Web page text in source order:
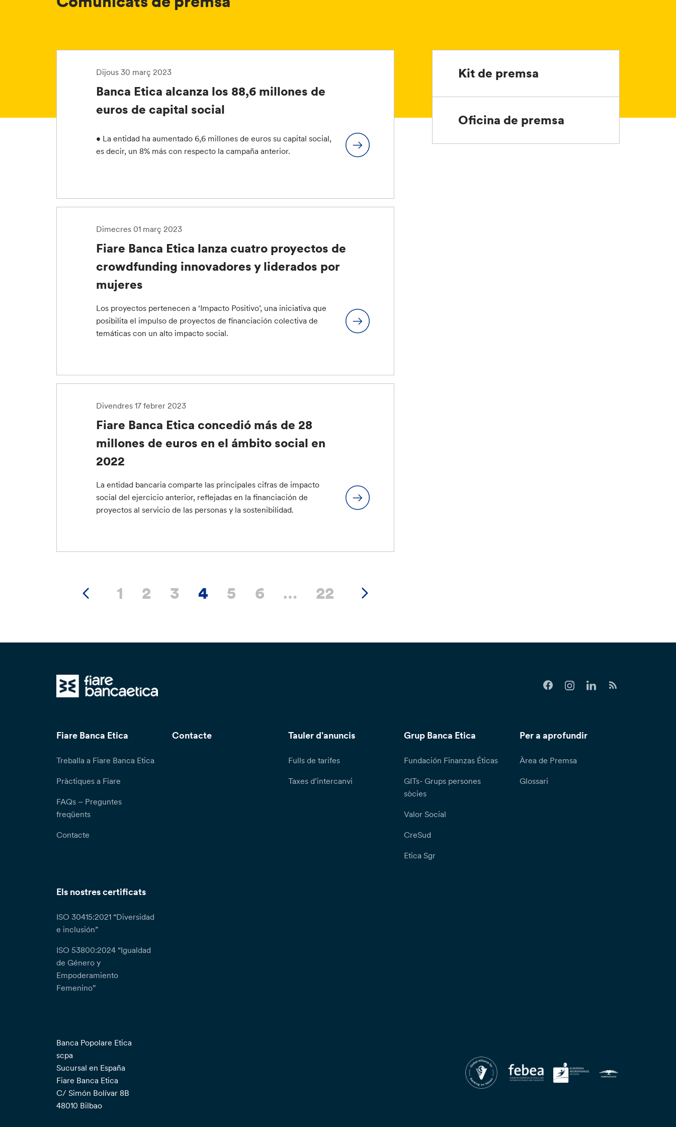
Dijous 30 març 2023
Banca Etica alcanza los 88,6 millones de
euros de capital social
• La entidad ha aumentado 6,6 millones de euros su capital social,
es decir, un 8% más con respecto la campaña anterior.
Dimecres 01 març 2023
Fiare Banca Etica lanza cuatro proyectos de
crowdfunding innovadores y liderados por
mujeres
Los proyectos pertenecen a ‘Impacto Positivo’, una iniciativa que
posibilita el impulso de proyectos de financiación colectiva de
temáticas con un alto impacto social.
Divendres 17 febrer 2023
Fiare Banca Etica concedió más de 28
millones de euros en el ámbito social en
2022
La entidad bancaria comparte las principales cifras de impacto
social del ejercicio anterior, reflejadas en la financiación de
proyectos al servicio de las personas y la sostenibilidad.
1 2 3 4 5 6 … 22
Kit de premsa
Oficina de premsa
Fiare Banca Etica
Treballa a Fiare Banca Etica
Pràctiques a Fiare
FAQs – Preguntes
freqüents
Contacte
Contacte Tauler d'anuncis
Fulls de tarifes
Taxes d’intercanvi
Grup Banca Etica
Fundación Finanzas Éticas
GITs- Grups persones
sòcies
Valor Social
CreSud
Etica Sgr
Per a aprofundir
Àrea de Premsa
Glossari
Els nostres certificats
ISO 30415:2021 “Diversidad
e inclusión”
ISO 53800:2024 “Igualdad
de Género y
Empoderamiento
Femenino”
Banca Popolare Etica
scpa
Sucursal en España
Fiare Banca Etica
C/ Simón Bolívar 8B
48010 Bilbao